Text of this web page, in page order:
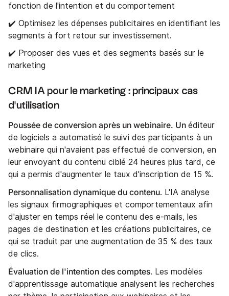
fonction de l'intention et du comportement
✔️ Optimisez les dépenses publicitaires en identifiant les
segments à fort retour sur investissement.
✔️ Proposer des vues et des segments basés sur le
marketing
CRM IA pour le marketing : principaux cas
d'utilisation
Poussée de conversion après un webinaire. Un éditeur
de logiciels a automatisé le suivi des participants à un
webinaire qui n'avaient pas effectué de conversion, en
leur envoyant du contenu ciblé 24 heures plus tard, ce
qui a permis d'augmenter le taux d'inscription de 15 %.
Personnalisation dynamique du contenu. L'IA analyse
les signaux firmographiques et comportementaux afin
d'ajuster en temps réel le contenu des e-mails, les
pages de destination et les créations publicitaires, ce
qui se traduit par une augmentation de 35 % des taux
de clics.
Évaluation de l'intention des comptes. Les modèles
d'apprentissage automatique analysent les recherches